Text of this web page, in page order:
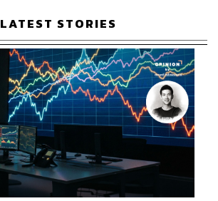
LATEST STORIES